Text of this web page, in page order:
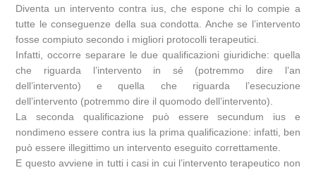
Diventa un intervento contra ius, che espone chi lo compie a
tutte le conseguenze della sua condotta. Anche se l’intervento
fosse compiuto secondo i migliori protocolli terapeutici.
Infatti, occorre separare le due qualificazioni giuridiche: quella
che riguarda l’intervento in sé (potremmo dire l’an
dell’intervento) e quella che riguarda l’esecuzione
dell’intervento (potremmo dire il quomodo dell’intervento).
La seconda qualificazione può essere secundum ius e
nondimeno essere contra ius la prima qualificazione: infatti, ben
può essere illegittimo un intervento eseguito correttamente.
E questo avviene in tutti i casi in cui l’intervento terapeutico non